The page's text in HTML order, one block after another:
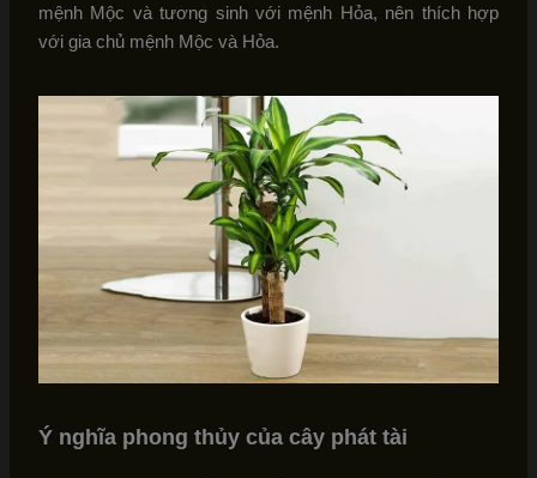
mệnh Mộc và tương sinh với mệnh Hỏa, nên thích hợp
với gia chủ mệnh Mộc và Hỏa.
Ý nghĩa phong thủy của cây phát tài